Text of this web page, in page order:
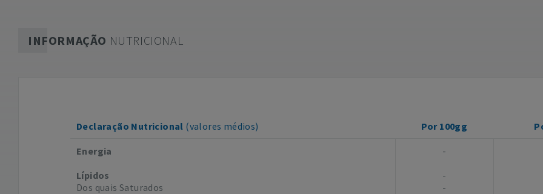
INFORMAÇÃO NUTRICIONAL
Declaração Nutricional (valores médios) Por 100gg
Energia -
Lípidos
Dos quais Saturados
-
-